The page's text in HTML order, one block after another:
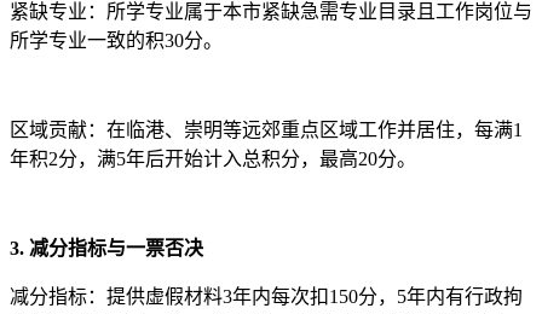
紧缺专业：所学专业属于本市紧缺急需专业目录且工作岗位与
所学专业一致的积30分。
区域贡献：在临港、崇明等远郊重点区域工作并居住，每满1
年积2分，满5年后开始计入总积分，最高20分。
3. 减分指标与一票否决
减分指标：提供虚假材料3年内每次扣150分，5年内有行政拘